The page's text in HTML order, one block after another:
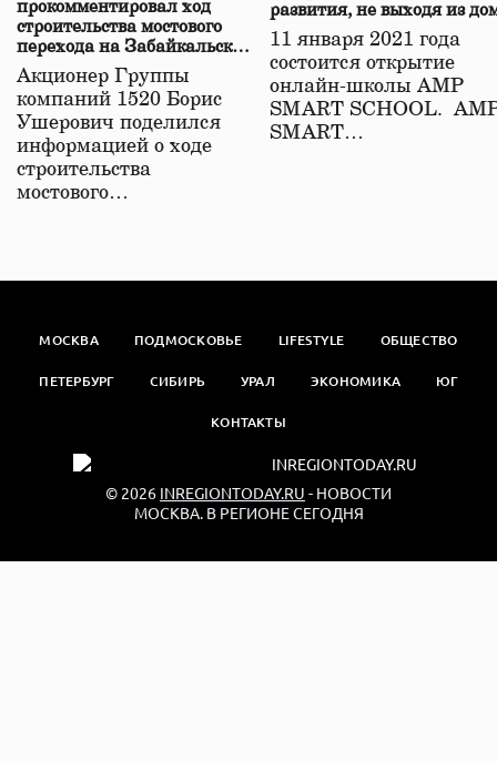
прокомментировал ход
строительства мостового
перехода на Забайкальской
железной дороге
Акционер Группы
компаний 1520 Борис
Ушерович поделился
информацией о ходе
строительства
мостового…
развития, не выходя из
11 января 2021 года
состоится открытие
онлайн-школы АМР
SMART SCHOOL.
SMART…
МОСКВА ПОДМОСКОВЬЕ LIFESTYLE ОБЩЕСТВО
ПЕТЕРБУРГ СИБИРЬ УРАЛ ЭКОНОМИКА ЮГ
КОНТАКТЫ
© 2026 INREGIONTODAY.RU - НОВОСТИ
МОСКВА. В РЕГИОНЕ СЕГОДНЯ